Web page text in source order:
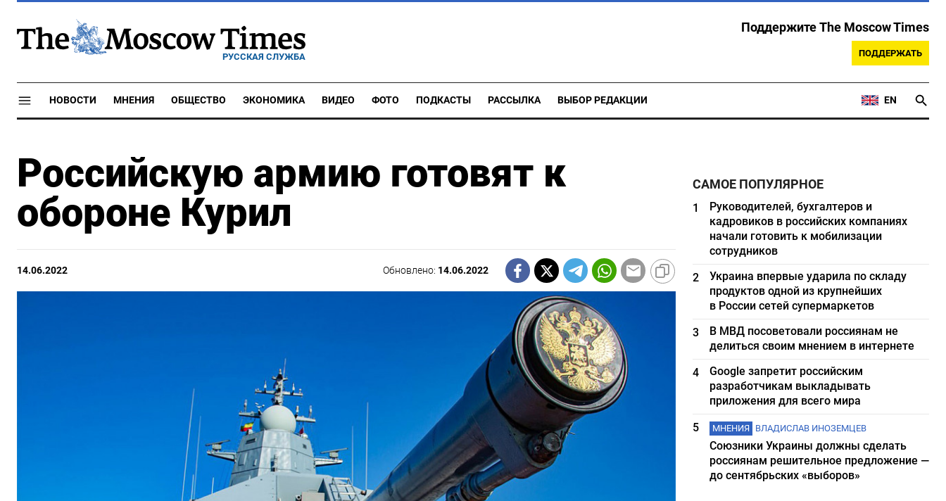
РУССКАЯ СЛУЖБА
Поддержите The Moscow Times
ПОДДЕРЖАТЬ
НОВОСТИ МНЕНИЯ ОБЩЕСТВО ЭКОНОМИКА ВИДЕО ФОТО ПОДКАСТЫ РАССЫЛКА ВЫБОР РЕДАКЦИИ EN
Российскую армию готовят к
обороне Курил
14.06.2022 Обновлено: 14.06.2022
САМОЕ ПОПУЛЯРНОЕ
1
Руководителей, бухгалтеров и
кадровиков в российских компаниях
начали готовить к мобилизации
сотрудников
2
Украина впервые ударила по складу
продуктов одной из крупнейших
в России сетей супермаркетов
3
В МВД посоветовали россиянам не
делиться своим мнением в интернете
4
Google запретит российским
разработчикам выкладывать
приложения для всего мира
5
МНЕНИЯ ВЛАДИСЛАВ ИНОЗЕМЦЕВ
Союзники Украины должны сделать
россиянам решительное предложение —
до сентябрьских «выборов»